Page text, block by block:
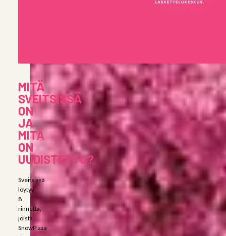
MITÄ
SVEITSISSÄ
ON
JA
MITÄ
ON
UUDISTETTU?
Sveitsissä
löytyy
8
rinnettä,
joista
SnowPlaza